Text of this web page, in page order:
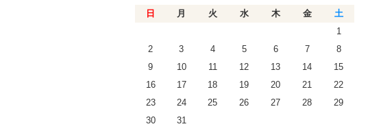
日
月 火 水 木 金
土
1
2
3 4 5 6 7
8
9
10 11 12 13 14
15
16
17 18 19 20 21
22
23
24 25 26 27 28
29
30
31